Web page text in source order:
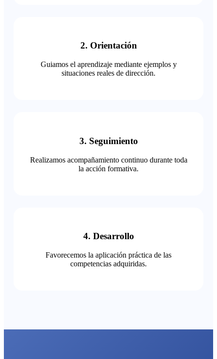
2. Orientación
Guiamos el aprendizaje mediante ejemplos y
situaciones reales de dirección.
3. Seguimiento
Realizamos acompañamiento continuo durante toda
la acción formativa.
4. Desarrollo
Favorecemos la aplicación práctica de las
competencias adquiridas.